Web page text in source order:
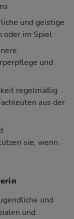
und geistige
oder im Spiel
und
regelmäßig
aus der
sie, wenn
und
und